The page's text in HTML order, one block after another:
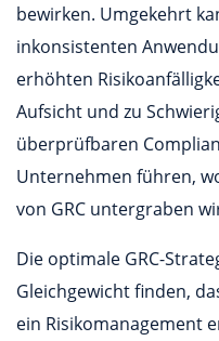
bewirken. Umgekehrt
inkonsistenten
erhöhten
Aufsicht und zu
überprüfbaren
Unternehmen führen,
von GRC untergraben
Die optimale GRC-
Gleichgewicht finden,
ein Risikomanagement